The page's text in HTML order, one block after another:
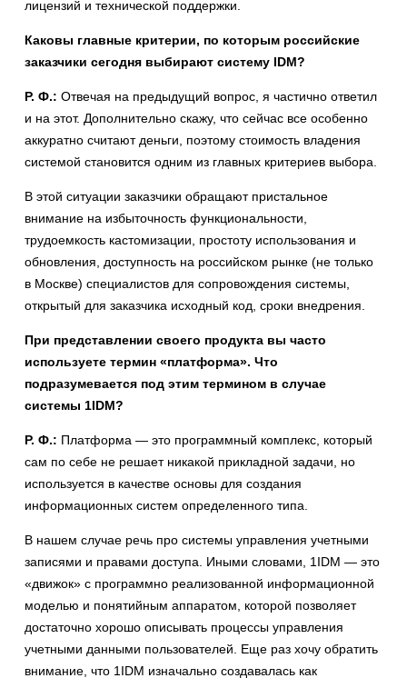
лицензий и технической поддержки.
Каковы главные критерии, по которым российские
заказчики сегодня выбирают систему IDM?
Р. Ф.: Отвечая на предыдущий вопрос, я частично ответил
и на этот. Дополнительно скажу, что сейчас все особенно
аккуратно считают деньги, поэтому стоимость владения
системой становится одним из главных критериев выбора.
В этой ситуации заказчики обращают пристальное
внимание на избыточность функциональности,
трудоемкость кастомизации, простоту использования и
обновления, доступность на российском рынке (не только
в Москве) специалистов для сопровождения системы,
открытый для заказчика исходный код, сроки внедрения.
При представлении своего продукта вы часто
используете термин «платформа». Что
подразумевается под этим термином в случае
системы 1IDM?
Р. Ф.: Платформа — это программный комплекс, который
сам по себе не решает никакой прикладной задачи, но
используется в качестве основы для создания
информационных систем определенного типа.
В нашем случае речь про системы управления учетными
записями и правами доступа. Иными словами, 1IDM — это
«движок» с программно реализованной информационной
моделью и понятийным аппаратом, которой позволяет
достаточно хорошо описывать процессы управления
учетными данными пользователей. Еще раз хочу обратить
внимание, что 1IDM изначально создавалась как